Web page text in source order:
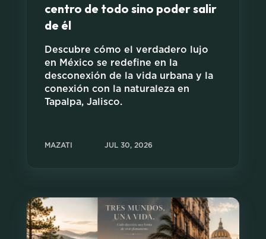
centro de todo sino poder salir
de él
Descubre cómo el verdadero lujo
en México se redefine en la
desconexión de la vida urbana y la
conexión con la naturaleza en
Tapalpa, Jalisco.
MAZATI JUL 30, 2026